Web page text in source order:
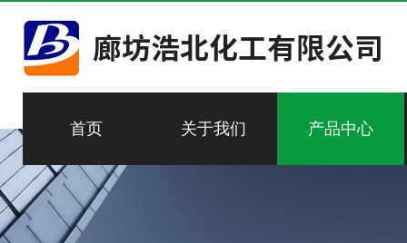
首页 关于我们 产品中心